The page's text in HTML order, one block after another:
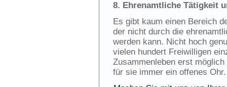
8. Ehrenamtliche Tätigkeit
Es gibt kaum einen Bereich
der nicht durch die
werden kann. Nicht hoch
vielen hundert Freiwilligen
Zusammenleben erst
für sie immer ein offenes Ohr.